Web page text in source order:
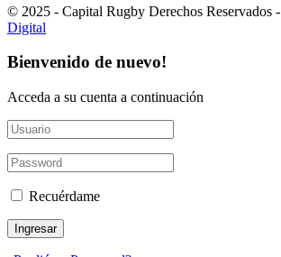
© 2025 - Capital Rugby Derechos Reservados -
Digital
Bienvenido de nuevo!
Acceda a su cuenta a continuación
Recuérdame